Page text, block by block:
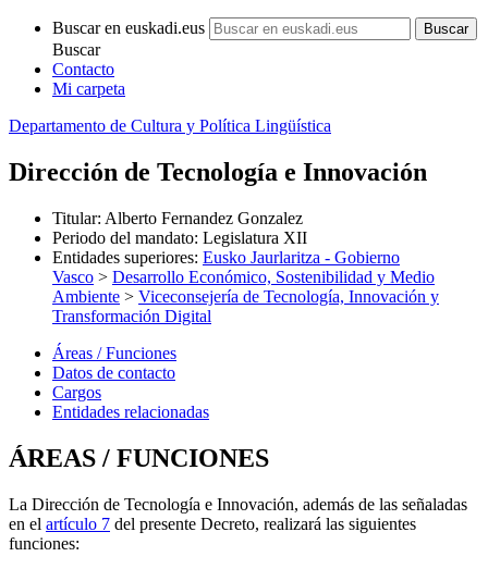
Buscar en euskadi.eus
Buscar
Contacto
Mi carpeta
Departamento de Cultura y Política Lingüística
Dirección de Tecnología e Innovación
Titular: Alberto Fernandez Gonzalez
Periodo del mandato: Legislatura XII
Entidades superiores: Eusko Jaurlaritza - Gobierno
Vasco > Desarrollo Económico, Sostenibilidad y Medio
Ambiente > Viceconsejería de Tecnología, Innovación y
Transformación Digital
Áreas / Funciones
Datos de contacto
Cargos
Entidades relacionadas
ÁREAS / FUNCIONES
La Dirección de Tecnología e Innovación, además de las señaladas
en el artículo 7 del presente Decreto, realizará las siguientes
funciones: